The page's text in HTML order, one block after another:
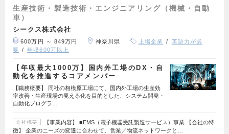
生産技術・製造技術・エンジニアリング（機械・自動
車）
シークス株式会社
600万円 ～ 849万円 神奈川県 上場企業
英語力が必
要
年収600万以上
【年収最大1000万】国内外工場のDX・自
動化を推進するコアメンバー
【職務概要】 同社の相模原工場にて、国内外工場の生産効
率改善・生産現場の見える化を目的とした、システム開発・
自動化プログラ…
会社概要
【事業内容】 ■EMS（電子機器受託製造サービス）事業 【会社の特
徴】 企業のニーズの変遷に合わせて、営業／物流ネットワークと…